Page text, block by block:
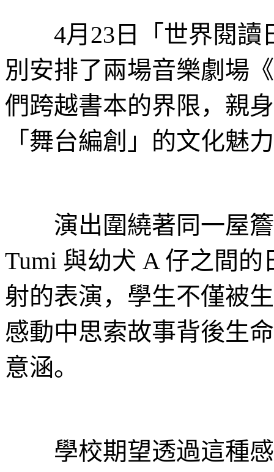
4月23日「世界閱讀
別安排了兩場音樂劇場
們跨越書本的界限，親
「舞台編創」的文化魅
演出圍繞著同一屋簷
Tumi 與幼犬 A 仔之間
射的表演，學生不僅被
感動中思索故事背後生
意涵。
學校期望透過這種感